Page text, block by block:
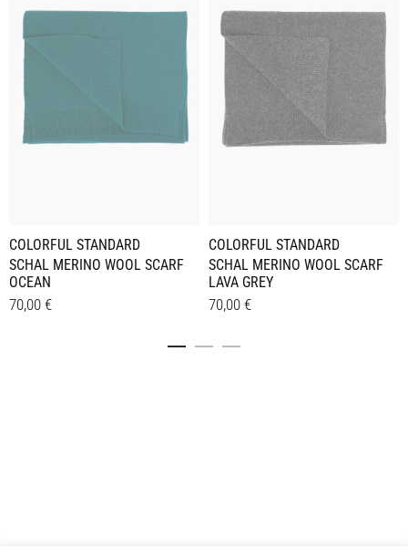
COLORFUL STANDARD
SCHAL MERINO WOOL SCARF
OCEAN
70,00 €
COLORFUL STANDARD
SCHAL MERINO WOOL SCARF
LAVA GREY
70,00 €